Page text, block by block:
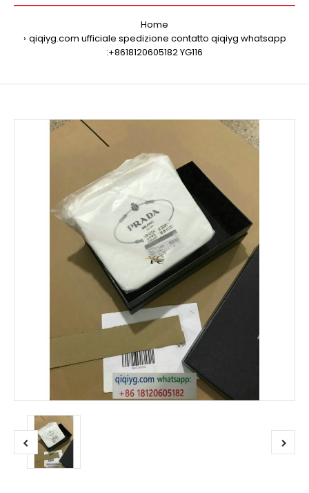
Home
qiqiyg.com ufficiale spedizione contatto qiqiyg whatsapp
:+8618120605182 YG116